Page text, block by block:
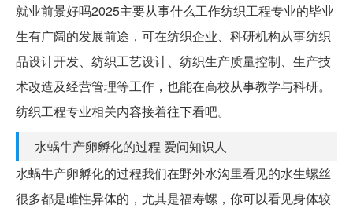
就业前景好吗2025主要从事什么工作纺织工程专业的毕业
生有广阔的发展前途，可在纺织企业、科研机构从事纺织
品设计开发、纺织工艺设计、纺织生产质量控制、生产技
术改造及经营管理等工作，也能在高校从事教学与科研。
纺织工程专业相关内容接着往下看吧。
水蜗牛产卵孵化的过程 爱问知识人
水蜗牛产卵孵化的过程我们在野外水沟里看见的水生螺丝
很多都是雌性异体的，尤其是福寿螺，你可以看见身体较